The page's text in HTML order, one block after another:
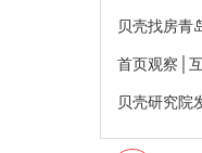
贝壳找房青
首页观察│
贝壳研究院